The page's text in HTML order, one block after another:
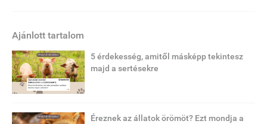
Ajánlott tartalom
5 érdekesség, amitől másképp tekintesz
majd a sertésekre
Éreznek az állatok örömöt? Ezt mondja a